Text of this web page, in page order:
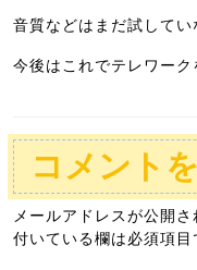
音質などはまだ試してい
今後はこれでテレワーク
コメント
メールアドレスが公開さ
付いている欄は必須項目